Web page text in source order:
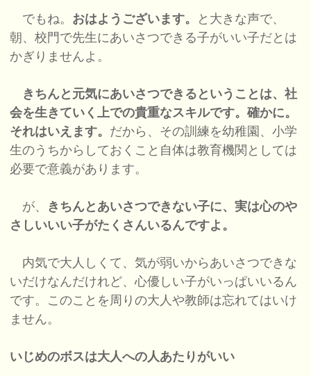
でもね。 おはようございます。
と大きな声で、
朝、校門で先生にあいさつできる子がいい子だとは
かぎりませんよ。
きちんと元気にあいさつできるということは、社
会を生きていく上での貴重なスキルです。確かに。
それはいえます。 だから、その訓練を幼稚園、小学
生のうちからしておくこと自体は教育機関としては
必要で意義があります。
が、 きちんとあいさつできない子に、実は心のや
さしいいい子がたくさんいるんですよ。
内気で大人しくて、気が弱いからあいさつできな
いだけなんだけれど、心優しい子がいっぱいいるん
です。このことを周りの大人や教師は忘れてはいけ
ません。
いじめのボスは大人への人あたりがいい